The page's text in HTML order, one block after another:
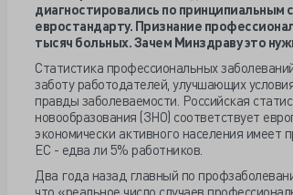
диагностировались по
евростандарту. Признание
тысяч больных. Зачем Минздраву это
Статистика профессиональных
заботу работодателей, улучшающих
правды заболеваемости. Российская
новообразования (ЗНО) соответствует
экономически активного населения имеет
ЕС - едва ли 5% работников.
Два года назад главный по
что «реальное число случаев